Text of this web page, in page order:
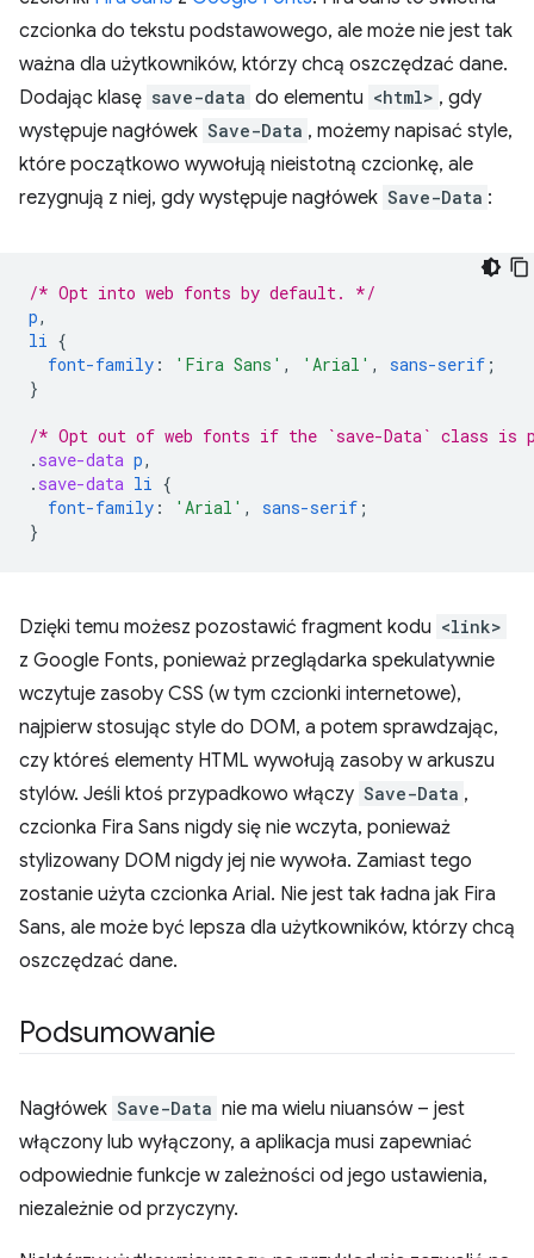
czcionka do tekstu podstawowego, ale może nie jest tak
ważna dla użytkowników, którzy chcą oszczędzać dane.
Dodając klasę save-data do elementu <html> , gdy
występuje nagłówek Save-Data , możemy napisać style,
które początkowo wywołują nieistotną czcionkę, ale
rezygnują z niej, gdy występuje nagłówek Save-Data :
/* Opt into web fonts by default. */
p,
li {
font-family : 'Fira Sans' , 'Arial' , sans-serif ;
}
/* Opt out of web fonts if the `save-Data` class is
. save-data p,
. save-data li {
font-family : 'Arial' , sans-serif ;
}
Dzięki temu możesz pozostawić fragment kodu <link>
z Google Fonts, ponieważ przeglądarka spekulatywnie
wczytuje zasoby CSS (w tym czcionki internetowe),
najpierw stosując style do DOM, a potem sprawdzając,
czy któreś elementy HTML wywołują zasoby w arkuszu
stylów. Jeśli ktoś przypadkowo włączy Save-Data ,
czcionka Fira Sans nigdy się nie wczyta, ponieważ
stylizowany DOM nigdy jej nie wywoła. Zamiast tego
zostanie użyta czcionka Arial. Nie jest tak ładna jak Fira
Sans, ale może być lepsza dla użytkowników, którzy chcą
oszczędzać dane.
Podsumowanie
Nagłówek Save-Data nie ma wielu niuansów – jest
włączony lub wyłączony, a aplikacja musi zapewniać
odpowiednie funkcje w zależności od jego ustawienia,
niezależnie od przyczyny.